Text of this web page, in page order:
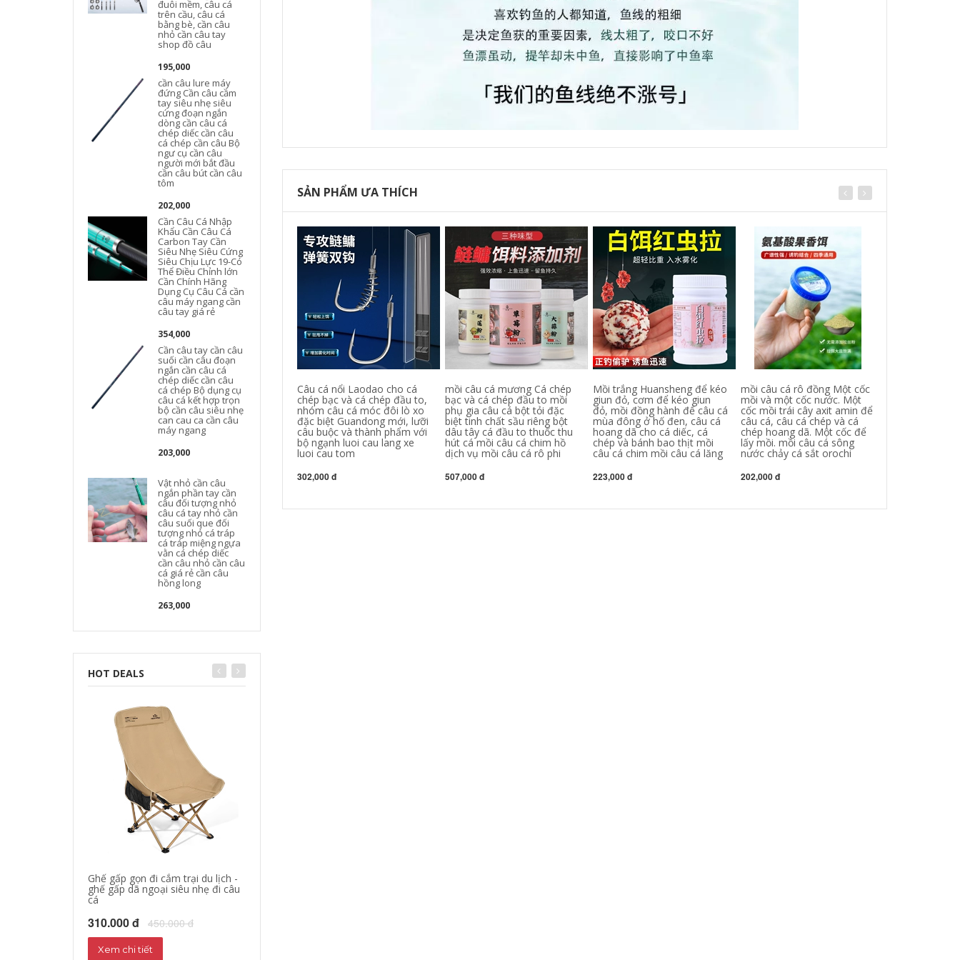
đuôi mềm, câu cá
trên cầu, câu cá
bằng bè, cần câu
nhỏ cần câu tay
shop đồ câu
195,000
cần câu lure máy
đứng Cần câu cầm
tay siêu nhẹ siêu
cứng đoạn ngắn
dòng cần câu cá
chép diếc cần câu
cá chép cần câu Bộ
ngư cụ cần câu
người mới bắt đầu
cần câu bút cần câu
tôm
202,000
Cần Câu Cá Nhập
Khẩu Cần Câu Cá
Carbon Tay Cần
Siêu Nhẹ Siêu Cứng
Siêu Chịu Lực 19-Có
Thể Điều Chỉnh lớn
Cần Chính Hãng
Dụng Cụ Câu Cá cần
câu máy ngang cần
câu tay giá rẻ
354,000
Cần câu tay cần câu
suối cần câu đoạn
ngắn cần câu cá
chép diếc cần câu
cá chép Bộ dụng cụ
câu cá kết hợp trọn
bộ cần câu siêu nhẹ
can cau ca cần câu
máy ngang
203,000
Vật nhỏ cần câu
ngắn phần tay cần
câu đối tượng nhỏ
câu cá tay nhỏ cần
câu suối que đối
tượng nhỏ cá tráp
cá tráp miệng ngựa
vằn cá chép diếc
cần câu nhỏ cần câu
cá giá rẻ cần câu
hồng long
263,000
màu đen hố cá
đầu to cần câu
carbon chính hãng
cần câu tay chính
hãng can cau don
724,000
cần câu gw Hồng
Kông Yilong Feitian
Cá Chép Vinh
Quang Cần Câu
Heikengtai Cần Câu
Cá 8H Đặc Biệt Cần
Câu Cá Siêu Nhẹ
Siêu Cứng tay Cần
cần câu máy cần
câu tay shimano
5,540,000
Cần câu tay cần câu
đoạn ngắn siêu nhẹ
và siêu cứng cho
người mới tập cần
câu Bộ dụng cụ câu
cá kết hợp Bộ dụng
cụ câu cá hoàn
chỉnh cần câu máy
cần câu cần câu cá
cước câu cá ion
power 300m Dây
câu dài 500 mét
chính chính hãng
dây nylon cực cạnh
tranh dây đốm cạnh
cước keo dây câu
nylon một pound
câu lure bằng cước
hay dù cước leader
286,000
Dây câu lụa vàng
tốt nhất dây chính
dây nylon chính
hãng dây phụ siêu
mềm dây câu kéo
mạnh lụa thô Nhật
Bản cước câu cá
siêu bền cước
carbon tàng hình
544,000
HOT DEALS
Ghế gấp gọn đi cắm trại du lịch -
ghế gấp dã ngoại siêu nhẹ đi câu
cá
310.000 đ 450.000 đ
Xem chi tiết
SẢN PHẨM ƯA THÍCH
Câu cá nổi Laodao cho cá
chép bạc và cá chép đầu to,
nhóm câu cá móc đôi lò xo
đặc biệt Guandong mới, lưỡi
câu buộc và thành phẩm với
bộ ngạnh luoi cau lang xe
luoi cau tom
302,000 đ
mồi câu cá mương Cá chép
bạc và cá chép đầu to mồi
phụ gia câu cá bột tỏi đặc
biệt tinh chất sầu riêng bột
dâu tây cá đầu to thuốc thu
hút cá mồi câu cá chim hồ
dịch vụ mồi câu cá rô phi
507,000 đ
Mồi trắng Huansheng để kéo
giun đỏ, cơm để kéo giun
đỏ, mồi đồng hành để câu cá
mùa đông ở hố đen, câu cá
hoang dã cho cá diếc, cá
chép và bánh bao thịt mồi
câu cá chim mồi câu cá lăng
223,000 đ
mồi câu cá rô đồng Một cốc
mồi và một cốc nước. Một
cốc mồi trái cây axit amin để
câu cá, câu cá chép và cá
chép hoang dã. Một cốc để
lấy mồi. mồi câu cá sông
nước chảy cá sắt orochi
202,000 đ